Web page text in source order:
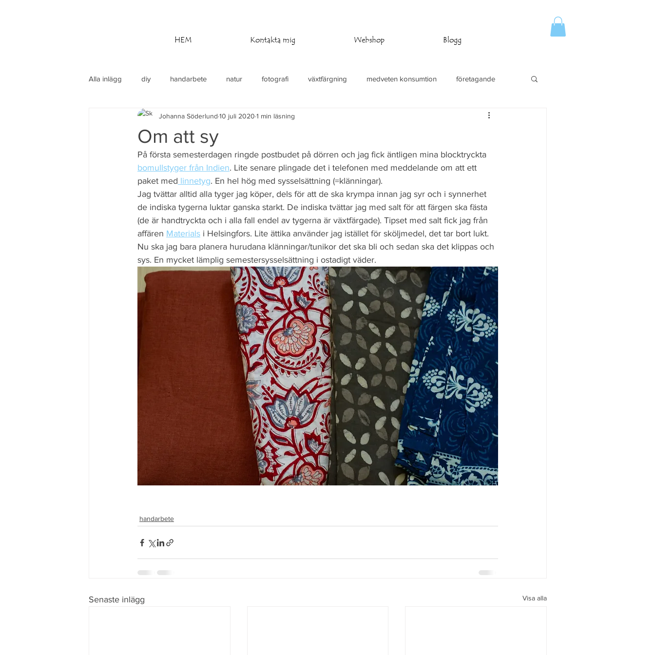
HEM Kontakta mig Webshop Blogg
Alla inlägg diy handarbete natur fotografi växtfärgning medveten konsumtion företagande
Din community Mat stickning virkning
Om att sy
Johanna Söderlund 10 juli 2020 1 min läsning
På första semesterdagen ringde postbudet på dörren och jag fick äntligen mina blocktryckta
bomullstyger från Indien. Lite senare plingade det i telefonen med meddelande om att ett
paket med linnetyg. En hel hög med sysselsättning (=klänningar).
Jag tvättar alltid alla tyger jag köper, dels för att de ska krympa innan jag syr och i synnerhet
de indiska tygerna luktar ganska starkt. De indiska tvättar jag med salt för att färgen ska fästa
(de är handtryckta och i alla fall endel av tygerna är växtfärgade). Tipset med salt fick jag från
affären Materials i Helsingfors. Lite ättika använder jag istället för sköljmedel, det tar bort lukt.
Nu ska jag bara planera hurudana klänningar/tunikor det ska bli och sedan ska det klippas och
sys. En mycket lämplig semestersysselsättning i ostadigt väder.
handarbete
Senaste inlägg Visa alla